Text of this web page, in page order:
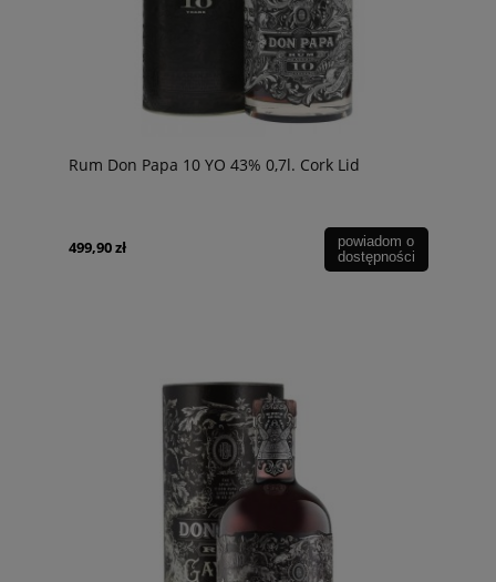
Rum Don Papa 10 YO 43% 0,7l. Cork Lid
499,90 zł
powiadom o
dostępności